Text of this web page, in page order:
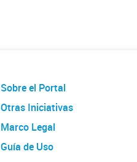
Sobre el Portal
Otras Iniciativas
Marco Legal
Guía de Uso